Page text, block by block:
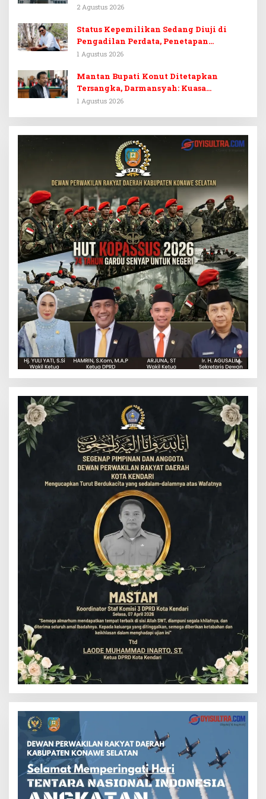
2 Agustus 2026
Status Kepemilikan Sedang Diuji di
Pengadilan Perdata, Penetapan
Tersangka Dr. Ruksamin Dinilai
1 Agustus 2026
Mantan Bupati Konut Ditetapkan
Tersangka, Darmansyah: Kuasa
Hukumnya Diduga Kebingungan
1 Agustus 2026